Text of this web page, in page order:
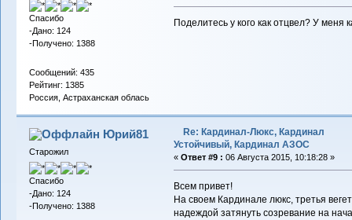
Спасибо
-Дано: 124
-Получено: 1388
Сообщений: 435
Рейтинг: 1385
Россия, Астраханская облась
Поделитесь у кого как отцвел? У меня
Юрий81
Старожил
Спасибо
-Дано: 124
-Получено: 1388
Re: Кардинал-Люкс, Кардинал
Устойчивый, Кардинал АЗОС
« Ответ #9 : 06 Августа 2015, 10:18:28 »
Всем привет!
На своем Кардинале люкс, третья
надеждой затянуть созревание на